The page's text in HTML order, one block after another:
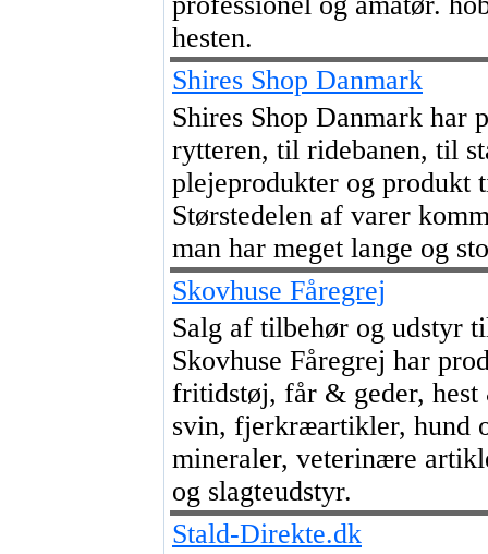
hesten.
Shires Shop Danmark
Shires Shop Danmark har
rytteren, til ridebanen, til
plejeprodukter og produkt
Størstedelen af varer
man har meget lange og
Skovhuse Fåregrej
Salg af tilbehør og udstyr
Skovhuse Fåregrej har
fritidstøj, får & geder,
svin, fjerkræartikler, hund
mineraler, veterinære
og slagteudstyr.
Stald-Direkte.dk